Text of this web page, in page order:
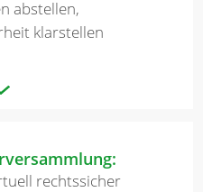
abstellen,
klarstellen
rechtssicher